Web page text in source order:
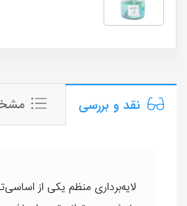
نقد و بررسی
لایه‌برداری منظم یکی از